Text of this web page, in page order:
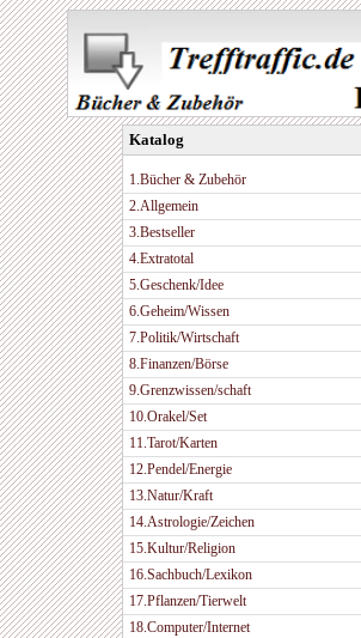
Katalog
1.Bücher & Zubehör
2.Allgemein
3.Bestseller
4.Extratotal
5.Geschenk/Idee
6.Geheim/Wissen
7.Politik/Wirtschaft
8.Finanzen/Börse
9.Grenzwissen/schaft
10.Orakel/Set
11.Tarot/Karten
12.Pendel/Energie
13.Natur/Kraft
14.Astrologie/Zeichen
15.Kultur/Religion
16.Sachbuch/Lexikon
17.Pflanzen/Tierwelt
18.Computer/Internet